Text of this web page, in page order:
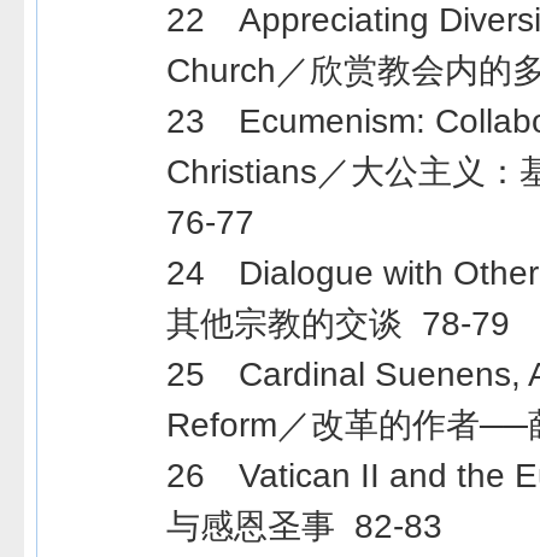
22 Appreciating
Church／欣赏教会内的
23 Ecumenism:
Christians／大公主义：
76-77
24 Dialogue with
其他宗教的交谈 78-79
25 Cardinal Suenens,
Reform／改革的作者──
26 Vatican II and the
与感恩圣事 82-83